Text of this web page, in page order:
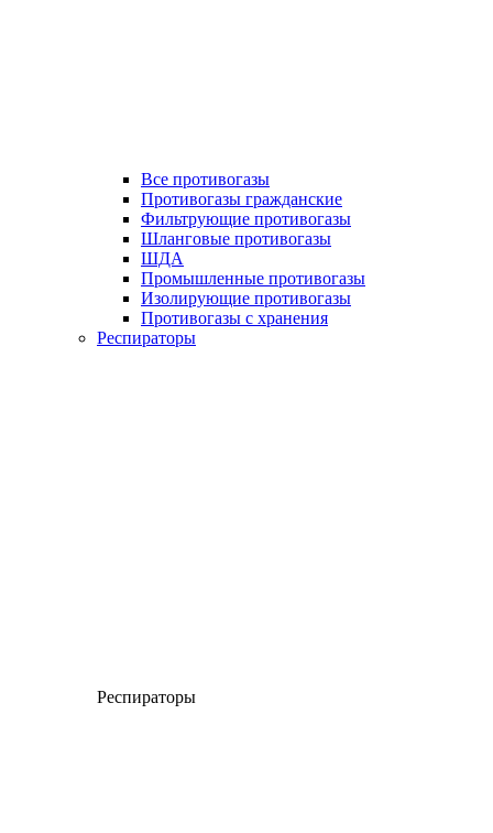
Все противогазы
Противогазы гражданские
Фильтрующие противогазы
Шланговые противогазы
ШДА
Промышленные противогазы
Изолирующие противогазы
Противогазы с хранения
Респираторы
Респираторы